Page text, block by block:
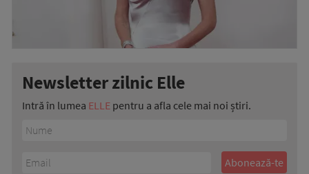
Newsletter zilnic Elle
Intră în lumea ELLE pentru a afla cele mai noi știri.